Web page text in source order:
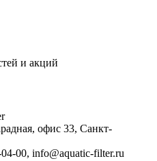
и акций
офис 33, Санкт-
00, info@aquatic-filter.ru